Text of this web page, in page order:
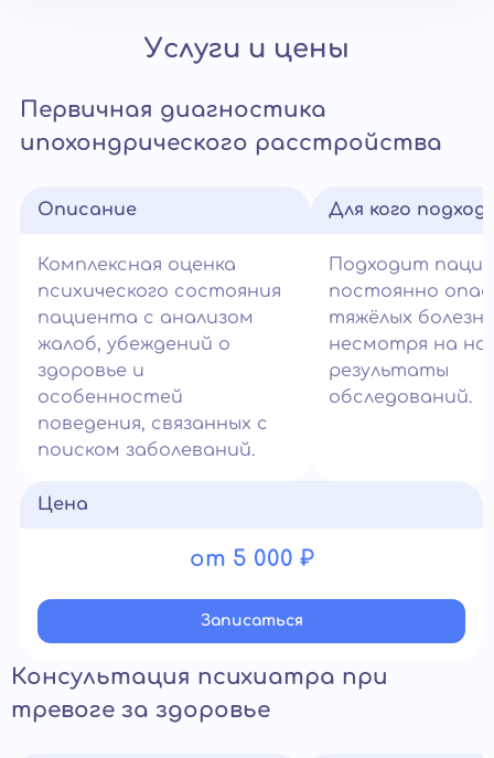
Услуги и цены
Первичная диагностика
ипохондрического расстройства
Описание
Комплексная оценка
психического состояния
пациента с анализом
жалоб, убеждений о
здоровье и
особенностей
поведения, связанных с
поиском заболеваний.
Для кого
Подходит
постоянно
тяжёлых
несмотря на
результаты
обследований.
Цена
от 5 000 ₽
Записатьcя
Консультация психиатра при
тревоге за здоровье